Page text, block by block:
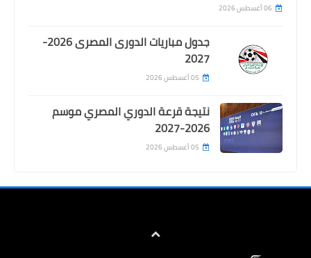
Egypt
كيف اهدى لاعب الاهلى بيراميدز اول
بطولة فى تاريخه بتصرف ساذج ؟
06 أغسطس 2026
جدول مباريات الدورى المصرى 2026-
2027
05 أغسطس 2026
نتيجة قرعة الدوري المصري موسم
2026-2027
05 أغسطس 2026